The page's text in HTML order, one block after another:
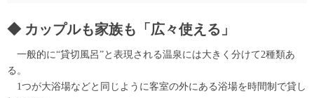
カップルも家族も「広々使える」
一般的に“貸切風呂”と表現される温泉には大きく分けて2種類あ
る。
1つが大浴場などと同じように客室の外にある浴場を時間制で貸し